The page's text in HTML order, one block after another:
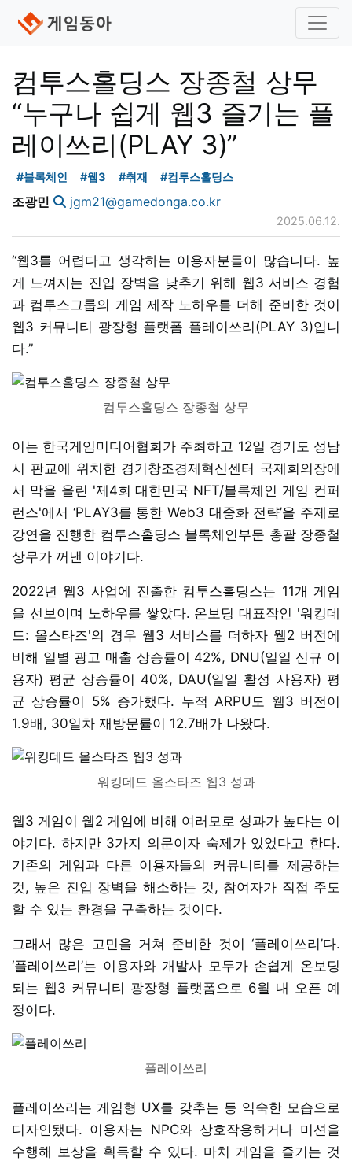
컴투스홀딩스 장종철 상무
“누구나 쉽게 웹3 즐기는 플
레이쓰리(PLAY 3)”
#블록체인 #웹3 #취재 #컴투스홀딩스
조광민 jgm21@gamedonga.co.kr
2025.06.12.
“웹3를 어렵다고 생각하는 이용자분들이 많습니다. 높
게 느껴지는 진입 장벽을 낮추기 위해 웹3 서비스 경험
과 컴투스그룹의 게임 제작 노하우를 더해 준비한 것이
웹3 커뮤니티 광장형 플랫폼 플레이쓰리(PLAY 3)입니
다.”
컴투스홀딩스 장종철 상무
이는 한국게임미디어협회가 주최하고 12일 경기도 성남
시 판교에 위치한 경기창조경제혁신센터 국제회의장에
서 막을 올린 '제4회 대한민국 NFT/블록체인 게임 컨퍼
런스'에서 ‘PLAY3를 통한 Web3 대중화 전략’을 주제로
강연을 진행한 컴투스홀딩스 블록체인부문 총괄 장종철
상무가 꺼낸 이야기다.
2022년 웹3 사업에 진출한 컴투스홀딩스는 11개 게임
을 선보이며 노하우를 쌓았다. 온보딩 대표작인 '워킹데
드: 올스타즈'의 경우 웹3 서비스를 더하자 웹2 버전에
비해 일별 광고 매출 상승률이 42%, DNU(일일 신규 이
용자) 평균 상승률이 40%, DAU(일일 활성 사용자) 평
균 상승률이 5% 증가했다. 누적 ARPU도 웹3 버전이
1.9배, 30일차 재방문률이 12.7배가 나왔다.
워킹데드 올스타즈 웹3 성과
웹3 게임이 웹2 게임에 비해 여러모로 성과가 높다는 이
야기다. 하지만 3가지 의문이자 숙제가 있었다고 한다.
기존의 게임과 다른 이용자들의 커뮤니티를 제공하는
것, 높은 진입 장벽을 해소하는 것, 참여자가 직접 주도
할 수 있는 환경을 구축하는 것이다.
그래서 많은 고민을 거쳐 준비한 것이 ‘플레이쓰리’다.
‘플레이쓰리’는 이용자와 개발사 모두가 손쉽게 온보딩
되는 웹3 커뮤니티 광장형 플랫폼으로 6월 내 오픈 예
정이다.
플레이쓰리
플레이쓰리는 게임형 UX를 갖추는 등 익숙한 모습으로
디자인됐다. 이용자는 NPC와 상호작용하거나 미션을
수행해 보상을 획득할 수 있다. 마치 게임을 즐기는 것